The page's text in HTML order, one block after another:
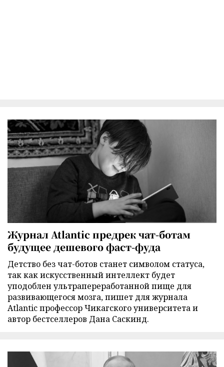
Журнал Atlantic предрек чат-ботам
будущее дешевого фаст-фуда
Детство без чат-ботов станет символом статуса,
так как искусственный интеллект будет
уподоблен ультрапереработанной пище для
развивающегося мозга, пишет для журнала
Atlantic профессор Чикагского университета и
автор бестселлеров Дана Саскинд.